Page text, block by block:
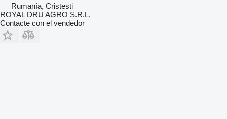
Rumanía, Cristesti
ROYAL DRU AGRO S.R.L.
Contacte con el vendedor